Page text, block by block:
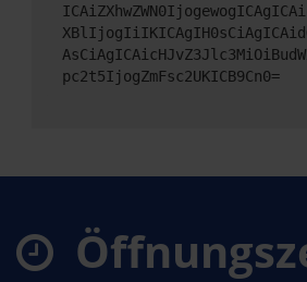
pc2t5IjogZmFsc2UKICB9Cn0=